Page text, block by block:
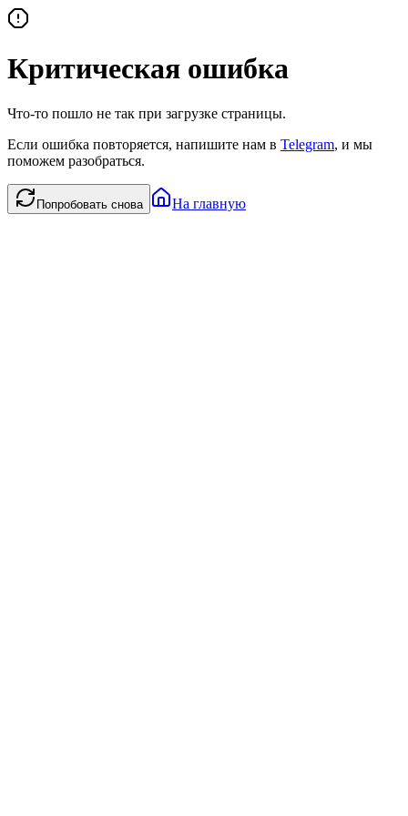
Критическая ошибка
Что-то пошло не так при загрузке страницы.
Если ошибка повторяется, напишите нам в Telegram, и мы
поможем разобраться.
Попробовать снова На главную